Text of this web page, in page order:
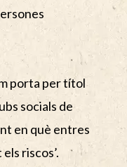
porta per títol
socials de
en què entres
riscos’.